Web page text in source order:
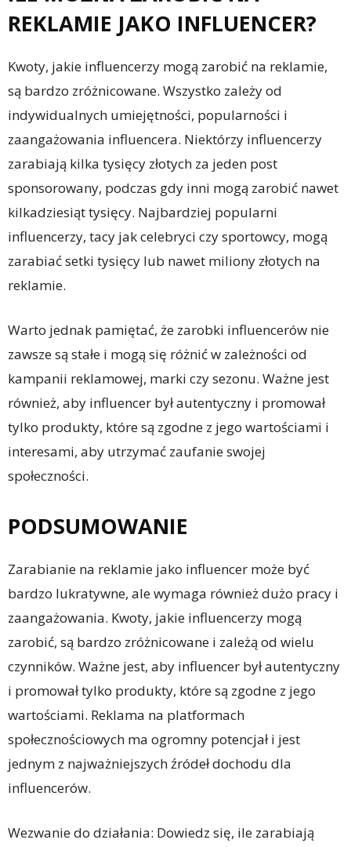
REKLAMIE JAKO INFLUENCER?
Kwoty, jakie influencerzy mogą zarobić na reklamie,
są bardzo zróżnicowane. Wszystko zależy od
indywidualnych umiejętności, popularności i
zaangażowania influencera. Niektórzy influencerzy
zarabiają kilka tysięcy złotych za jeden post
sponsorowany, podczas gdy inni mogą zarobić nawet
kilkadziesiąt tysięcy. Najbardziej popularni
influencerzy, tacy jak celebryci czy sportowcy, mogą
zarabiać setki tysięcy lub nawet miliony złotych na
reklamie.
Warto jednak pamiętać, że zarobki influencerów nie
zawsze są stałe i mogą się różnić w zależności od
kampanii reklamowej, marki czy sezonu. Ważne jest
również, aby influencer był autentyczny i promował
tylko produkty, które są zgodne z jego wartościami i
interesami, aby utrzymać zaufanie swojej
społeczności.
PODSUMOWANIE
Zarabianie na reklamie jako influencer może być
bardzo lukratywne, ale wymaga również dużo pracy i
zaangażowania. Kwoty, jakie influencerzy mogą
zarobić, są bardzo zróżnicowane i zależą od wielu
czynników. Ważne jest, aby influencer był autentyczny
i promował tylko produkty, które są zgodne z jego
wartościami. Reklama na platformach
społecznościowych ma ogromny potencjał i jest
jednym z najważniejszych źródeł dochodu dla
influencerów.
Wezwanie do działania: Dowiedz się, ile zarabiają